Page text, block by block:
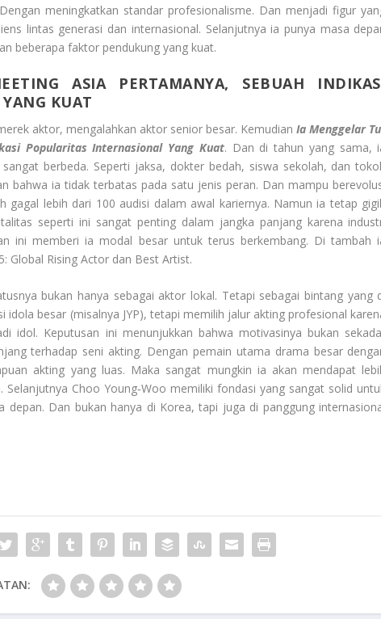
meningkatkan standar profesionalisme. Dan menjadi figur
lintas generasi dan internasional. Selanjutnya ia punya masa
beberapa faktor pendukung yang kuat.
ASIA PERTAMANYA, SEBUAH
KUAT
aktor, mengalahkan aktor senior besar. KemudianIa Menggelar
Popularitas Internasional Yang Kuat. Dan di tahun yang sama,
berbeda. Seperti jaksa, dokter bedah, siswa sekolah, dan
bahwa ia tidak terbatas pada satu jenis peran. Dan mampu
gagal lebih dari 100 audisi dalam awal kariernya. Namun ia tetap
seperti ini sangat penting dalam jangka panjang karena
ini memberi ia modal besar untuk terus berkembang. Di tambah
Global Rising Actor dan Best Artist.
bukan hanya sebagai aktor lokal. Tetapi sebagai bintang yang
idola besar (misalnya JYP), tetapi memilih jalur akting profesional
idol. Keputusan ini menunjukkan bahwa motivasinya bukan
terhadap seni akting. Dengan pemain utama drama besar
akting yang luas. Maka sangat mungkin ia akan mendapat
Choo Young‑Woo memiliki fondasi yang sangat solid
Dan bukan hanya di Korea, tapi juga di panggung